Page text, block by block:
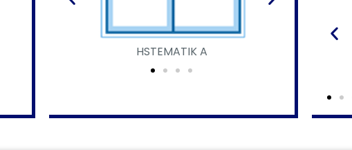
HSTEMATIK A